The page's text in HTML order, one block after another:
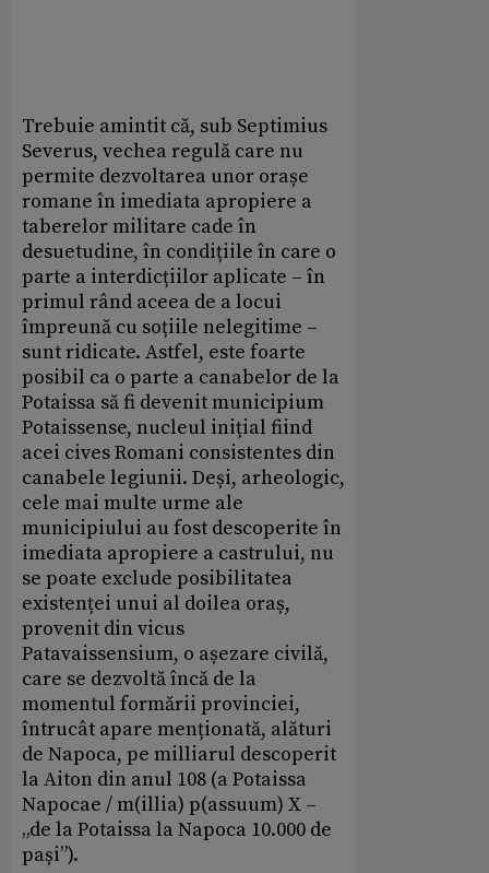
Trebuie amintit că, sub Septimius
Severus, vechea regulă care nu
permite dezvoltarea unor orașe
romane în imediata apropiere a
taberelor militare cade în
desuetudine, în condițiile în care o
parte a interdicțiilor aplicate – în
primul rând aceea de a locui
împreună cu soțiile nelegitime –
sunt ridicate. Astfel, este foarte
posibil ca o parte a canabelor de la
Potaissa să fi devenit municipium
Potaissense, nucleul inițial fiind
acei cives Romani consistentes din
canabele legiunii. Deși, arheologic,
cele mai multe urme ale
municipiului au fost descoperite în
imediata apropiere a castrului, nu
se poate exclude posibilitatea
existenței unui al doilea oraș,
provenit din vicus
Patavaissensium, o așezare civilă,
care se dezvoltă încă de la
momentul formării provinciei,
întrucât apare menționată, alături
de Napoca, pe milliarul descoperit
la Aiton din anul 108 (a Potaissa
Napocae / m(illia) p(assuum) X –
„de la Potaissa la Napoca 10.000 de
pași”).